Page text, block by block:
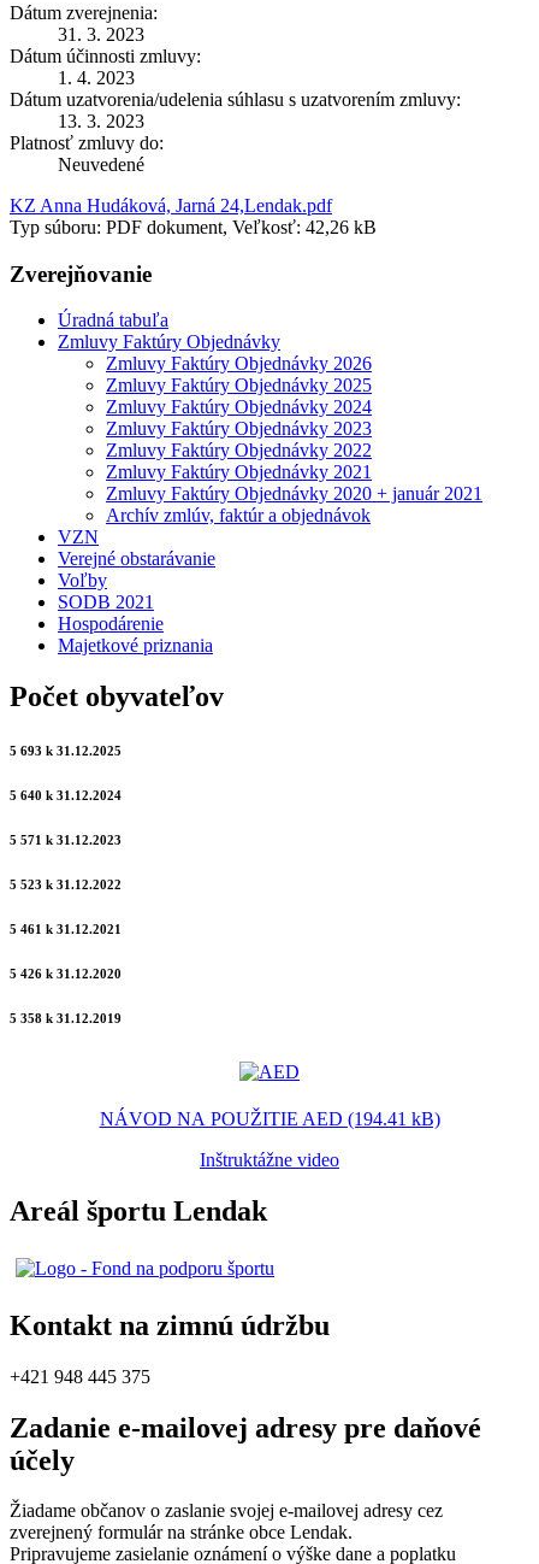
Dátum zverejnenia:
31. 3. 2023
Dátum účinnosti zmluvy:
1. 4. 2023
Dátum uzatvorenia/udelenia súhlasu s uzatvorením zmluvy:
13. 3. 2023
Platnosť zmluvy do:
Neuvedené
KZ Anna Hudáková, Jarná 24,Lendak.pdf
Typ súboru: PDF dokument, Veľkosť: 42,26 kB
Zverejňovanie
Úradná tabuľa
Zmluvy Faktúry Objednávky
Zmluvy Faktúry Objednávky 2026
Zmluvy Faktúry Objednávky 2025
Zmluvy Faktúry Objednávky 2024
Zmluvy Faktúry Objednávky 2023
Zmluvy Faktúry Objednávky 2022
Zmluvy Faktúry Objednávky 2021
Zmluvy Faktúry Objednávky 2020 + január 2021
Archív zmlúv, faktúr a objednávok
VZN
Verejné obstarávanie
Voľby
SODB 2021
Hospodárenie
Majetkové priznania
Počet obyvateľov
5 693 k 31.12.2025
5 640 k 31.12.2024
5 571 k 31.12.2023
5 523 k 31.12.2022
5 461 k 31.12.2021
5 426 k 31.12.2020
5 358 k 31.12.2019
NÁVOD NA POUŽITIE AED (194.41 kB)
Inštruktážne video
Areál športu Lendak
Kontakt na zimnú údržbu
+421 948 445 375
Zadanie e-mailovej adresy pre daňové
účely
Žiadame občanov o zaslanie svojej e-mailovej adresy cez
zverejnený formulár na stránke obce Lendak.
Pripravujeme zasielanie oznámení o výške dane a poplatku